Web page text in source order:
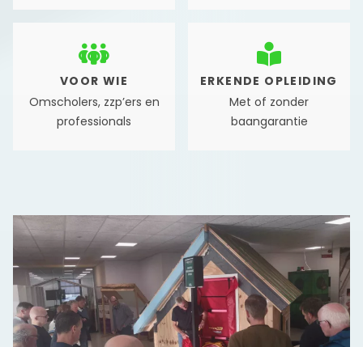
VOOR WIE
Omscholers, zzp’ers en
professionals
ERKENDE OPLEIDING
Met of zonder
baangarantie